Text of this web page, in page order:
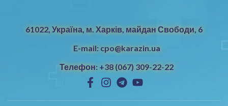
61022, Україна, м. Харків, майдан Свободи, 6
E-mail: cpo@karazin.ua
Телефон: +38 (067) 309-22-22